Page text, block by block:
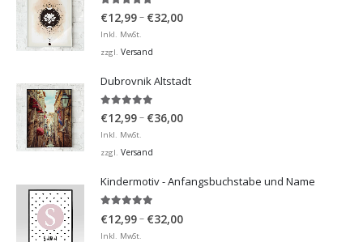
€12,99– €32,00Preisspanne:
Inkl. MwSt.
zzgl. Versand
Dubrovnik Altstadt
5.00von 5
€12,99– €36,00Preisspanne:
Inkl. MwSt.
zzgl. Versand
Kindermotiv - Anfangsbuchstabe und Name
€12,99– €32,00Preisspanne:
Inkl. MwSt.